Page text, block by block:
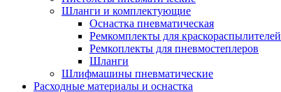
Шланги и комплектующие
Оснастка пневматическая
Ремкомплекты для краскораспылителей
Ремкоплекты для пневмостеплеров
Шланги
Шлифмашины пневматические
Расходные материалы и оснастка